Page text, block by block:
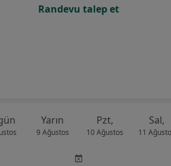
Randevu talep et
Yarın
9 Ağustos
Pzt,
10 Ağustos
Sal,
11